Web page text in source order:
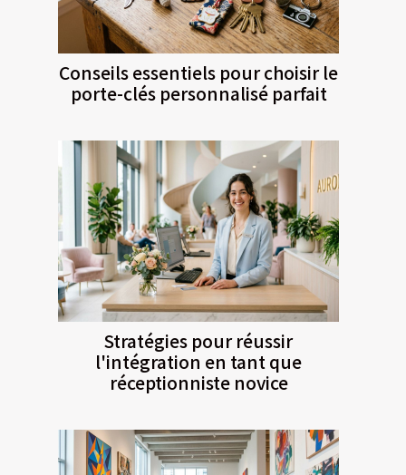
Conseils essentiels pour choisir le
porte-clés personnalisé parfait
Stratégies pour réussir
l'intégration en tant que
réceptionniste novice